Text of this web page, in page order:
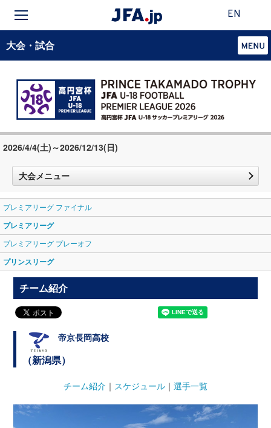
EN
大会・試合
2026/4/4(土)～2026/12/13(日)
大会メニュー
プレミアリーグ ファイナル
プレミアリーグ
プレミアリーグ プレーオフ
プリンスリーグ
チーム紹介
帝京長岡高校
（新潟県）
チーム紹介 ｜ スケジュール ｜ 選手一覧